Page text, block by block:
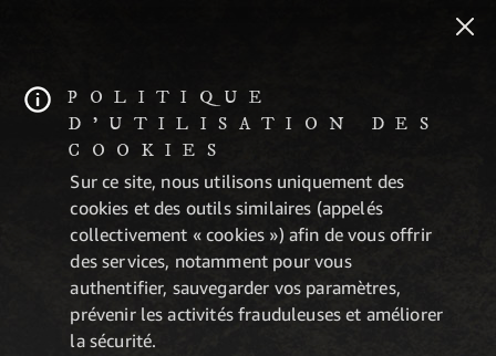
POLITIQUE
D'UTILISATION DES
COOKIES
Sur ce site, nous utilisons uniquement des
cookies et des outils similaires (appelés
collectivement « cookies ») afin de vous offrir
des services, notamment pour vous
authentifier, sauvegarder vos paramètres,
prévenir les activités frauduleuses et améliorer
la sécurité.